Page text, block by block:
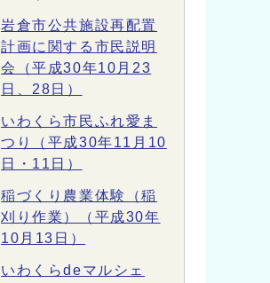
岩倉市公共施設再配置
計画に関する市民説明
会（平成30年10月23
日、28日）
いわくら市民ふれ愛ま
つり（平成30年11月10
日・11日）
稲づくり農業体験（稲
刈り作業）（平成30年
10月13日）
いわくらdeマルシェ